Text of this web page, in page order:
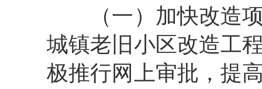
（一）加快改造
城镇老旧小区改造工
极推行网上审批，提